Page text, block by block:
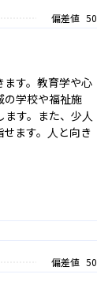
偏差値 50
す。教育学や心
の学校や福祉施
す。また、少人
ます。人と向き
偏差値 50